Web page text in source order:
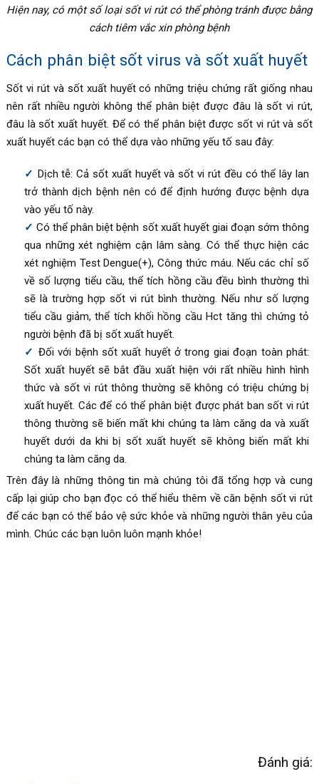
Hiện nay, có một số loại sốt vi rút có thể phòng tránh được bằng
cách tiêm vắc xin phòng bệnh
Cách phân biệt sốt virus và sốt xuất huyết
Sốt vi rút và sốt xuất huyết có những triệu chứng rất giống nhau
nên rất nhiều người không thể phân biệt được đâu là sốt vi rút,
đâu là sốt xuất huyết. Để có thể phân biệt được sốt vi rút và sốt
xuất huyết các bạn có thể dựa vào những yếu tố sau đây:
Dịch tễ: Cả sốt xuất huyết và sốt vi rút đều có thể lây lan
trở thành dịch bệnh nên có để định hướng được bệnh dựa
vào yếu tố này.
Có thể phân biệt bệnh sốt xuất huyết giai đoạn sớm thông
qua những xét nghiệm cận lâm sàng. Có thể thực hiện các
xét nghiệm Test Dengue(+), Công thức máu. Nếu các chỉ số
về số lượng tiểu cầu, thể tích hồng cầu đều bình thường thì
sẽ là trường hợp sốt vi rút bình thường. Nếu như số lượng
tiểu cầu giảm, thể tích khối hồng cầu Hct tăng thì chứng tỏ
người bệnh đã bị sốt xuất huyết.
Đối với bệnh sốt xuất huyết ở trong giai đoạn toàn phát:
Sốt xuất huyết sẽ bắt đầu xuất hiện với rất nhiều hình hình
thức và sốt vi rút thông thường sẽ không có triệu chứng bị
xuất huyết. Các để có thể phân biệt được phát ban sốt vi rút
thông thường sẽ biến mất khi chúng ta làm căng da và xuất
huyết dưới da khi bị sốt xuất huyết sẽ không biến mất khi
chúng ta làm căng da.
Trên đây là những thông tin mà chúng tôi đã tổng hợp và cung
cấp lại giúp cho bạn đọc có thể hiểu thêm về căn bệnh sốt vi rút
để các bạn có thể bảo vệ sức khỏe và những người thân yêu của
mình. Chúc các bạn luôn luôn mạnh khỏe!
Đánh giá: